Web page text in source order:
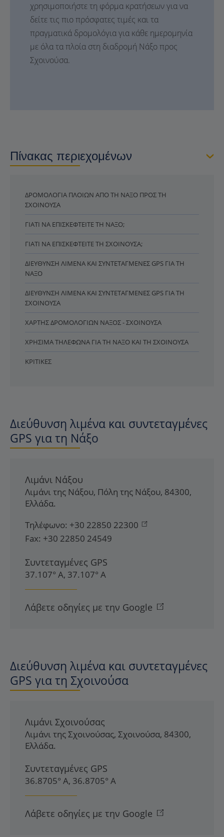
χρησιμοποιήστε τη φόρμα κρατήσεων για να
δείτε τις πιο πρόσφατες τιμές και τα
πραγματικά δρομολόγια για κάθε ημερομηνία
με όλα τα πλοία στη διαδρομή Νάξο προς
Σχοινούσα.
Πίνακας περιεχομένων
ΔΡΟΜΟΛΌΓΙΑ ΠΛΟΊΩΝ ΑΠΌ ΤΗ ΝΆΞΟ ΠΡΟΣ ΤΗ
ΣΧΟΙΝΟΎΣΑ
ΓΙΑΤΊ ΝΑ ΕΠΙΣΚΕΦΤΕΊΤΕ ΤΗ ΝΆΞΟ;
ΓΙΑΤΊ ΝΑ ΕΠΙΣΚΕΦΤΕΊΤΕ ΤΗ ΣΧΟΙΝΟΎΣΑ;
ΔΙΕΎΘΥΝΣΗ ΛΙΜΈΝΑ ΚΑΙ ΣΥΝΤΕΤΑΓΜΈΝΕΣ GPS ΓΙΑ ΤΗ
ΝΆΞΟ
ΔΙΕΎΘΥΝΣΗ ΛΙΜΈΝΑ ΚΑΙ ΣΥΝΤΕΤΑΓΜΈΝΕΣ GPS ΓΙΑ ΤΗ
ΣΧΟΙΝΟΎΣΑ
ΧΆΡΤΗΣ ΔΡΟΜΟΛΟΓΊΩΝ ΝΆΞΟΣ - ΣΧΟΙΝΟΎΣΑ
ΧΡΉΣΙΜΑ ΤΗΛΈΦΩΝΑ ΓΙΑ ΤΗ ΝΆΞΟ ΚΑΙ ΤΗ ΣΧΟΙΝΟΎΣΑ
ΚΡΙΤΙΚΈΣ
Διεύθυνση λιμένα και συντεταγμένες
GPS για τη Νάξο
Λιμάνι Νάξου
Λιμάνι της Νάξου, Πόλη της Νάξου, 84300,
Ελλάδα.
Τηλέφωνο: +30 22850 22300
Fax: +30 22850 24549
Συντεταγμένες GPS
37.107° Α, 37.107° Α
Λάβετε οδηγίες με την Google
Διεύθυνση λιμένα και συντεταγμένες
GPS για τη Σχοινούσα
Λιμάνι Σχοινούσας
Λιμάνι της Σχοινούσας, Σχοινούσα, 84300,
Ελλάδα.
Συντεταγμένες GPS
36.8705° Α, 36.8705° Α
Λάβετε οδηγίες με την Google